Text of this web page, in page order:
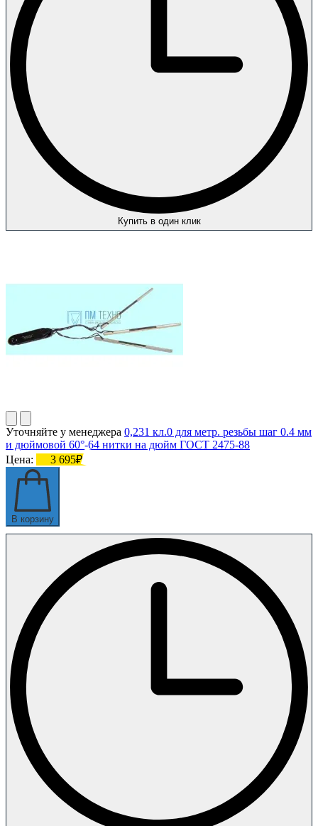
Купить в один клик
Уточняйте у менеджера 0,231 кл.0 для метр. резьбы шаг 0.4 мм
и дюймовой 60°-64 нитки на дюйм ГОСТ 2475-88
Цена:
3 695₽
В корзину